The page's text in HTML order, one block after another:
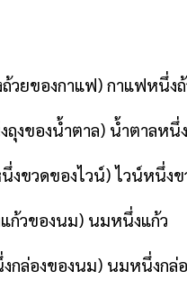
ยของกาแฟ) กาแฟหนึ่ง
งของน้ำตาล) น้ำตาลหนึ่
งขวดของไวน์) ไวน์หนึ่งข
ก้วของนม) นมหนึ่งแก้ว
กล่องของนม) นมหนึ่งกล่